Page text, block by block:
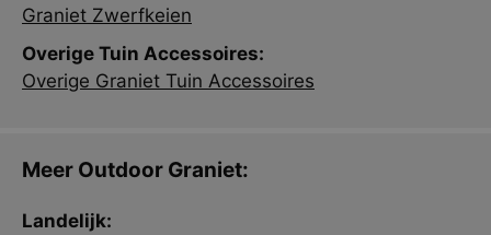
Graniet Zwerfkeien
Overige Tuin Accessoires:
Overige Graniet Tuin Accessoires
Meer Outdoor Graniet:
Landelijk: